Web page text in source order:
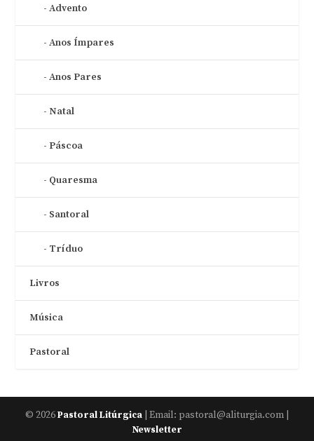
Advento
Anos Ímpares
Anos Pares
Natal
Páscoa
Quaresma
Santoral
Tríduo
Livros
Música
Pastoral
© 2026Pastoral Litúrgica | Email: pastoral@aliturgia.com |
Newsletter